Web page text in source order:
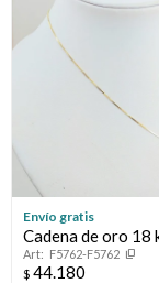
Envío gratis
Cadena de oro 18
GRUMETTE
F5762-F5762
$ 44.180